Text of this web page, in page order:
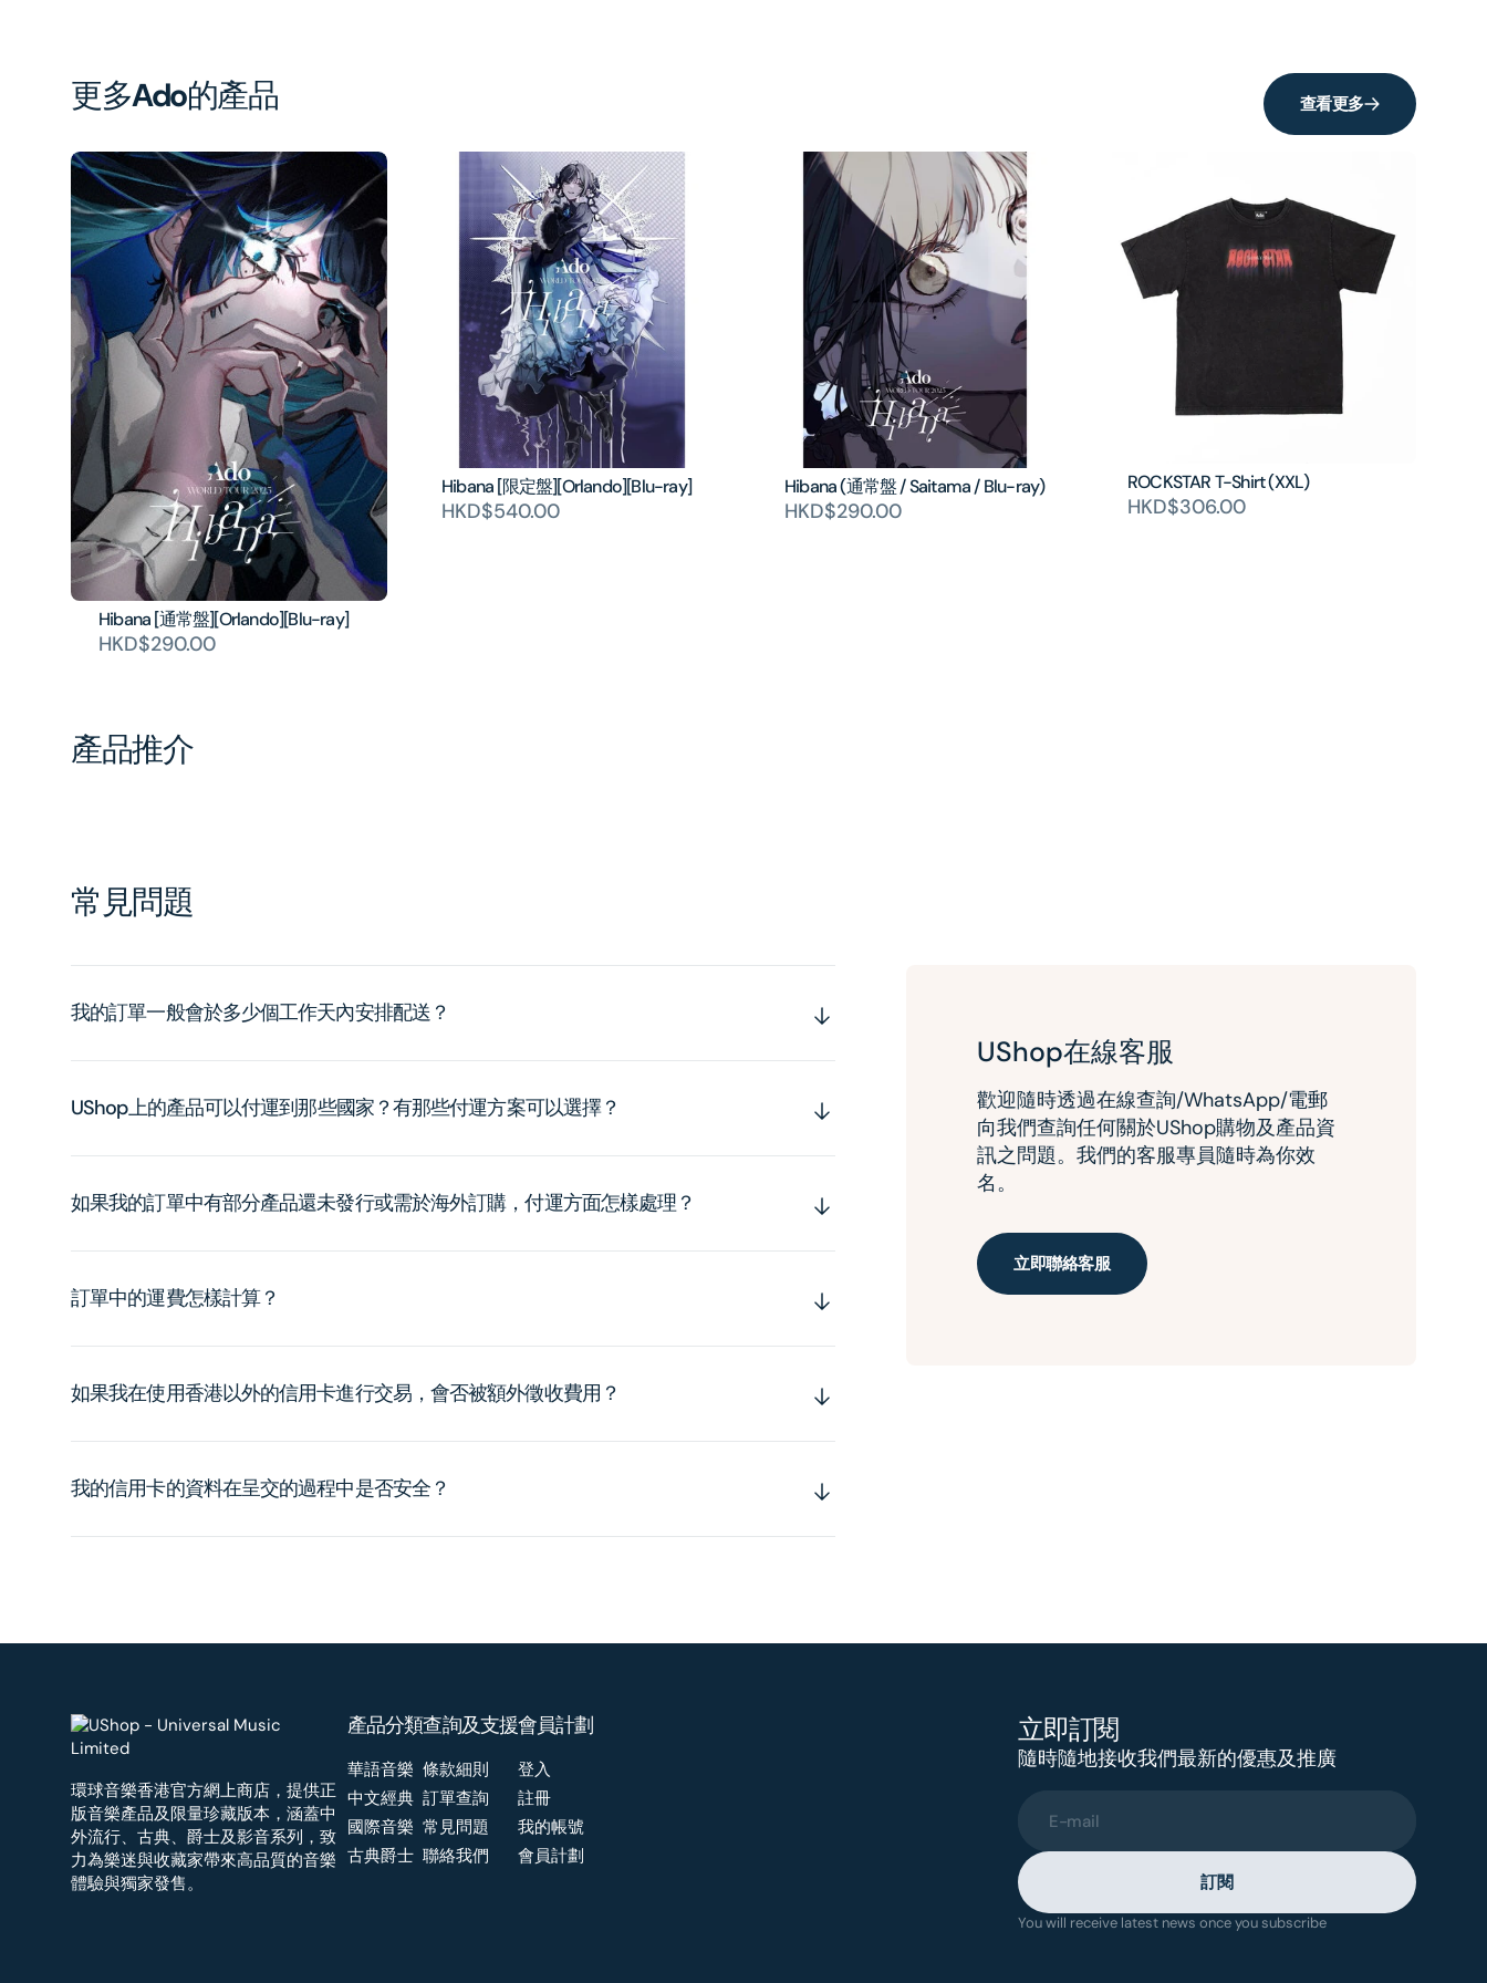
更多Ado的產品 查看更多
Hibana [通常盤][Orlando][Blu-ray]
HKD$290.00
Hibana [限定盤][Orlando][Blu-ray]
HKD$540.00
Hibana (通常盤 / Saitama / Blu-ray)
HKD$290.00
ROCKSTAR T-Shirt (XXL)
HKD$306.00
產品推介
常見問題
我的訂單一般會於多少個工作天內安排配送？
UShop上的產品可以付運到那些國家？有那些付運方案可以選擇？
如果我的訂單中有部分產品還未發行或需於海外訂購，付運方面怎樣處理？
訂單中的運費怎樣計算？
如果我在使用香港以外的信用卡進行交易，會否被額外徵收費用？
我的信用卡的資料在呈交的過程中是否安全？
UShop在線客服
歡迎隨時透過在線查詢/WhatsApp/電郵
向我們查詢任何關於UShop購物及產品資
訊之問題。我們的客服專員隨時為你效
名。
立即聯絡客服
環球音樂香港官方網上商店，提供正
版音樂產品及限量珍藏版本，涵蓋中
外流行、古典、爵士及影音系列，致
力為樂迷與收藏家帶來高品質的音樂
體驗與獨家發售。
產品分類
華語音樂
中文經典
國際音樂
古典爵士
查詢及支援
條款細則
訂單查詢
常見問題
聯絡我們
會員計劃
登入
註冊
我的帳號
會員計劃
立即訂閱
隨時隨地接收我們最新的優惠及推廣
E-mail
訂閱
You will receive latest news once you subscribe